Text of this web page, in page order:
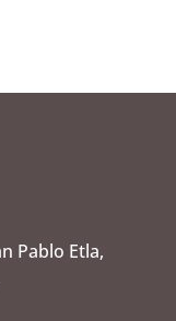
Pablo Etla,